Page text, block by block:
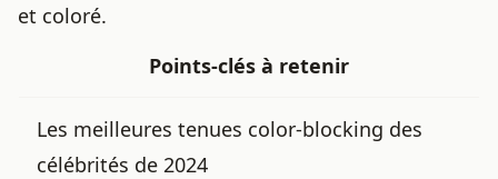
et coloré.
Points-clés à retenir
Les meilleures tenues color-blocking des
célébrités de 2024